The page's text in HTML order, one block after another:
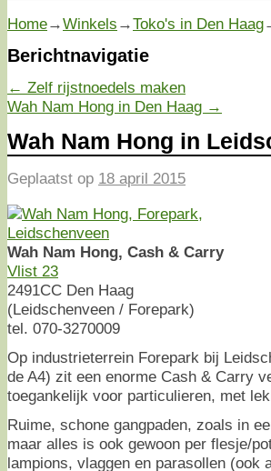
Home→Winkels →Toko's in Den Haag
Berichtnavigatie
← Zelf rijstnoedels maken
Wah Nam Hong in Den Haag →
Wah Nam Hong in
Geplaatst op 18 april 2015
Wah Nam Hong, Cash & Carry
Vlist 23
2491CC Den Haag
(Leidschenveen / Forepark)
tel. 070-3270009
Op industrieterrein Forepark bij
de A4) zit een enorme Cash & Carry
toegankelijk voor particulieren, met
Ruime, schone gangpaden, zoals in
maar alles is ook gewoon per flesje/
lampions, vlaggen en parasollen (ook